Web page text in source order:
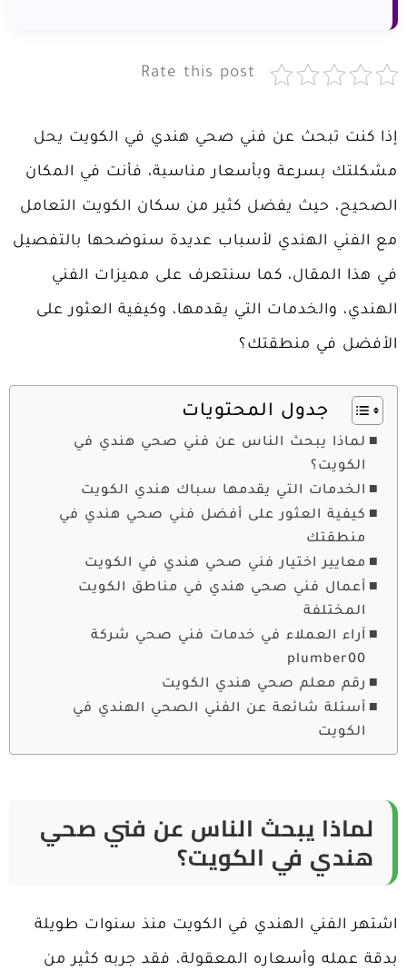
Rate this post
إذا كنت تبحث عن فني صحي هندي في الكويت يحل
مشكلتك بسرعة وبأسعار مناسبة، فأنت في المكان
الصحيح، حيث يفضل كثير من سكان الكويت التعامل
مع الفني الهندي لأسباب عديدة سنوضحها بالتفصيل
في هذا المقال، كما سنتعرف على مميزات الفني
الهندي، والخدمات التي يقدمها، وكيفية العثور على
الأفضل في منطقتك؟
جدول المحتويات
لماذا يبحث الناس عن فني صحي هندي في
الكويت؟
الخدمات التي يقدمها سباك هندي الكويت
كيفية العثور على أفضل فني صحي هندي في
منطقتك
معايير اختيار فني صحي هندي في الكويت
أعمال فني صحي هندي في مناطق الكويت
المختلفة
آراء العملاء في خدمات فني صحي شركة
plumber00
رقم معلم صحي هندي الكويت
أسئلة شائعة عن الفني الصحي الهندي في
الكويت
لماذا يبحث الناس عن فني صحي
هندي في الكويت؟
اشتهر الفني الهندي في الكويت منذ سنوات طويلة
بدقة عمله وأسعاره المعقولة، فقد جربه كثير من